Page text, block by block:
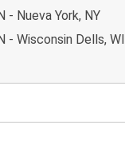
- Nueva York, NY
- Wisconsin Dells, WI